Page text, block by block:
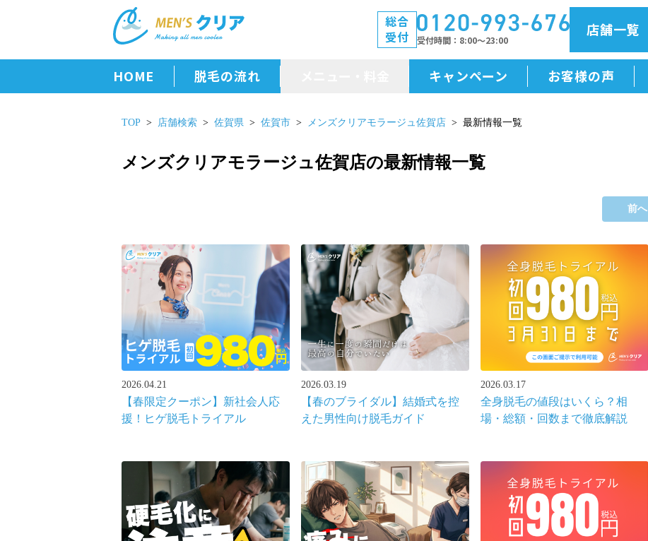
総合
受付
受付時間 8:00～23:00
店舗一覧
HOME 脱毛の流れ
メニュー・料金
前払金保証
キャンペーン お客様の声
TOP 店舗検索 佐賀県 佐賀市 メンズクリアモラージュ佐賀店 最新情報一覧
メンズクリアモラージュ佐賀店の最新情報一覧
前へ
2026.04.21
【春限定クーポン】新社会人応
援！ヒゲ脱毛トライアル
2026.03.19
【春のブライダル】結婚式を控
えた男性向け脱毛ガイド
2026.03.17
全身脱毛の値段はいくら？相
場・総額・回数まで徹底解説